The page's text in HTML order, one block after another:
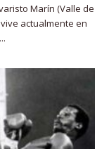
Marín (Valle de
actualmente en